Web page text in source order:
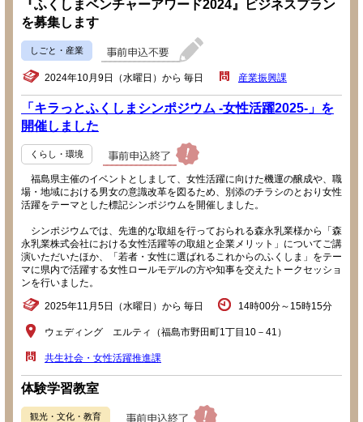
『ふくしまベンチャーアワード2024』ビジネスプラン
を募集します
しごと・産業
2024年10月9日（水曜日）から 毎日 産業振興課
「キラっとふくしまシンポジウム -女性活躍2025-」を
開催しました
くらし・環境
福島県主催のイベントとしまして、女性活躍に向けた機運の醸成や、職
場・地域における男女の意識改革を図るため、別添のチラシのとおり女性
活躍をテーマとした標記シンポジウムを開催しました。
シンポジウムでは、先進的な取組を行っておられる森永乳業様から「森
永乳業株式会社における女性活躍等の取組と企業メリット」についてご講
演いただいたほか、「若者・女性に選ばれるこれからのふくしま」をテー
マに県内で活躍する女性ロールモデルの方や知事を交えたトークセッショ
ンを行いました。
2025年11月5日（水曜日）から 毎日 14時00分～15時15分
ウェディング エルティ（福島市野田町1丁目10－41）
共生社会・女性活躍推進課
体験学習教室
観光・文化・教育